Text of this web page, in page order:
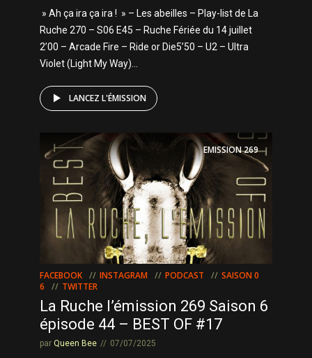
» Ah ça ira ça ira ! » – Les abeilles – Play-list de La
Ruche 270 – S06 E45 – Ruche Fériée du 14 juillet
2’00 – Arcade Fire – Ride or Die5’50 – U2 – Ultra
Violet (Light My Way)...
LANCEZ L'ÉMISSION
EMISSION269
FACEBOOK INSTAGRAM PODCAST
SAISON 0
6
TWITTER
La Ruche l’émission 269 Saison 6
épisode 44 – BEST OF #17
par Queen Bee 07/07/2025